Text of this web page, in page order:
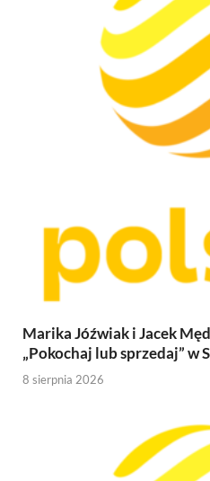
Marika Jóźwiak i Jacek
„Pokochaj lub sprzedaj” w
8 sierpnia 2026